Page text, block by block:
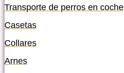
Transporte de perros en coche
Casetas
Collares
Arnes